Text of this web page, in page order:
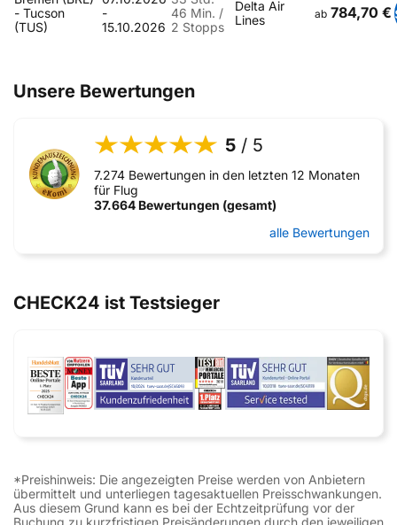
- Tucson
(TUS)
-
15.10.2026
46 Min. /
2 Stopps
Delta Air
Lines
ab 784,70 €
Unsere Bewertungen
5 / 5
7.274 Bewertungen in den letzten 12 Monaten
für Flug
37.664 Bewertungen (gesamt)
alle Bewertungen
CHECK24 ist Testsieger
*Preishinweis: Die angezeigten Preise werden von Anbietern
übermittelt und unterliegen tagesaktuellen Preisschwankungen.
Aus diesem Grund kann es bei der Echtzeitprüfung vor der
Buchung zu kurzfristigen Preisänderungen durch den jeweiligen